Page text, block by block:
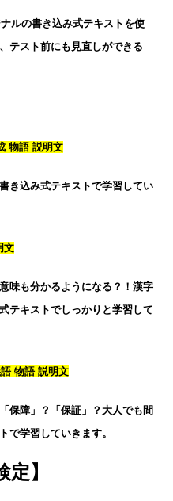
ルの書き込み式テキストを使
テスト前にも見直しができる
物語 説明文
き込み式テキストで学習してい
文
味も分かるようになる？！漢字
テキストでしっかりと学習して
物語 説明文
保障」？「保証」？大人でも間
で学習していきます。
】